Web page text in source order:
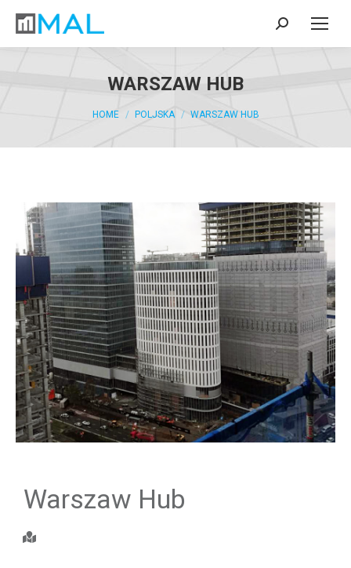
WARSZAW HUB
You are here:
HOME POLJSKA WARSZAW HUB
Warszaw Hub